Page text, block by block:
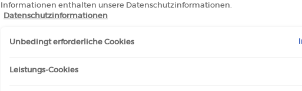
Menge
Informationen enthalten unsere Datenschutzinformationen.
Datenschutzinformationen
Unbedingt erforderliche Cookies
Leistungs-Cookies